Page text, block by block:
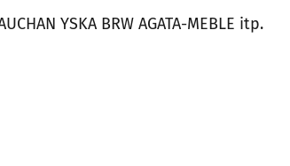
YSKA BRW AGATA-MEBLE itp.